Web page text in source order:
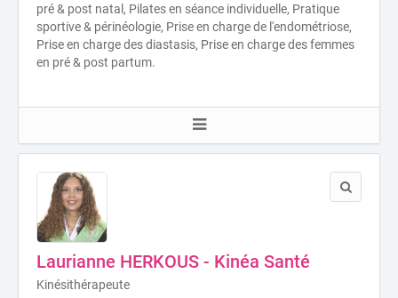
pré & post natal, Pilates en séance individuelle, Pratique
sportive & périnéologie, Prise en charge de l'endométriose,
Prise en charge des diastasis, Prise en charge des femmes
en pré & post partum.
Laurianne HERKOUS - Kinéa Santé
Kinésithérapeute